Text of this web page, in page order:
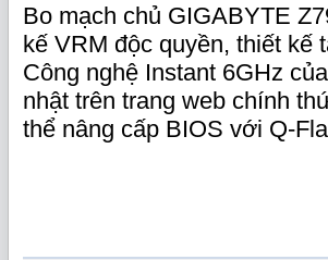
Bo mạch chủ GIGABYTE
kế VRM độc quyền, thiết
Công nghệ Instant 6GHz
nhật trên trang web chính
thể nâng cấp BIOS với Q-